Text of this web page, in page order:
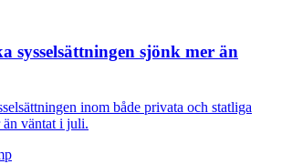
sysselsättningen sjönk mer än
inom både privata och statliga
än väntat i juli.